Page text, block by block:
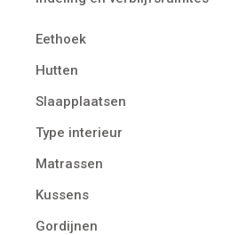
Eethoek
Hutten
Slaapplaatsen
Type interieur
Matrassen
Kussens
Gordijnen